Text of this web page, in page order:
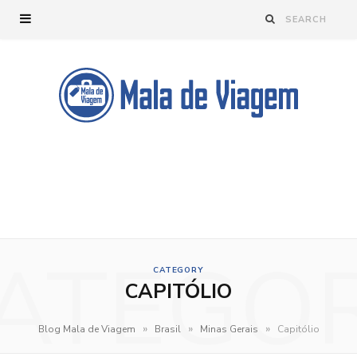
CATEGORY
CAPITÓLIO
Blog Mala de Viagem » Brasil » Minas Gerais » Capitólio